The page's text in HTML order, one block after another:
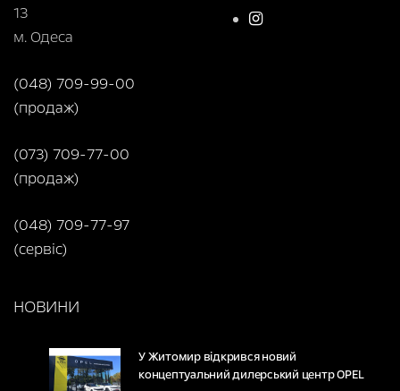
13
м. Одеса
(048) 709-99-00
(продаж)
(073) 709-77-00
(продаж)
(048) 709-77-97
(сервіс)
НОВИНИ
У Житомир відкрився новий
концептуальний дилерський центр OPEL